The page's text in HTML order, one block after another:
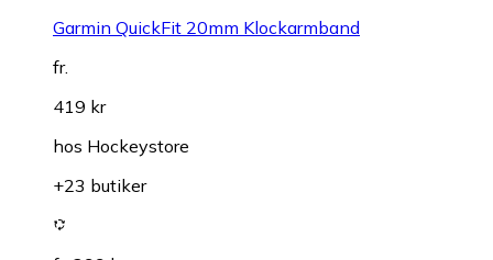
Garmin QuickFit 20mm Klockarmband
fr.
419 kr
hos Hockeystore
+23 butiker